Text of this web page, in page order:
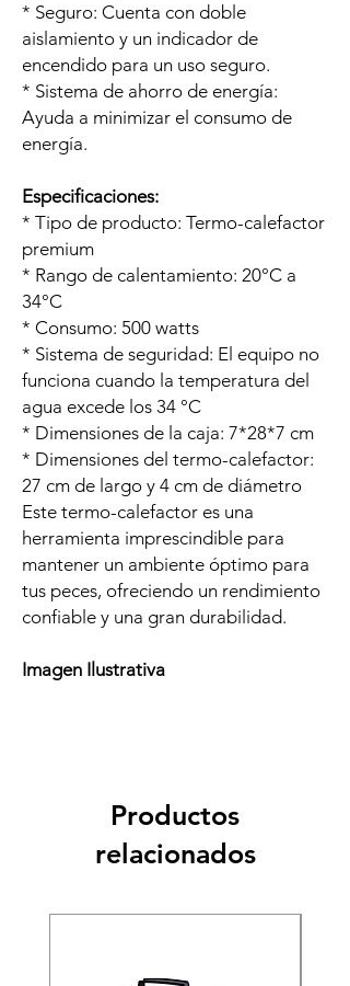
* Seguro: Cuenta con doble
aislamiento y un indicador de
encendido para un uso seguro.
* Sistema de ahorro de energía:
Ayuda a minimizar el consumo de
energía.
Especificaciones:
* Tipo de producto: Termo-calefactor
premium
* Rango de calentamiento: 20°C a
34°C
* Consumo: 500 watts
* Sistema de seguridad: El equipo no
funciona cuando la temperatura del
agua excede los 34 °C
* Dimensiones de la caja: 7*28*7 cm
* Dimensiones del termo-calefactor:
27 cm de largo y 4 cm de diámetro
Este termo-calefactor es una
herramienta imprescindible para
mantener un ambiente óptimo para
tus peces, ofreciendo un rendimiento
confiable y una gran durabilidad.
Imagen Ilustrativa
Productos
relacionados